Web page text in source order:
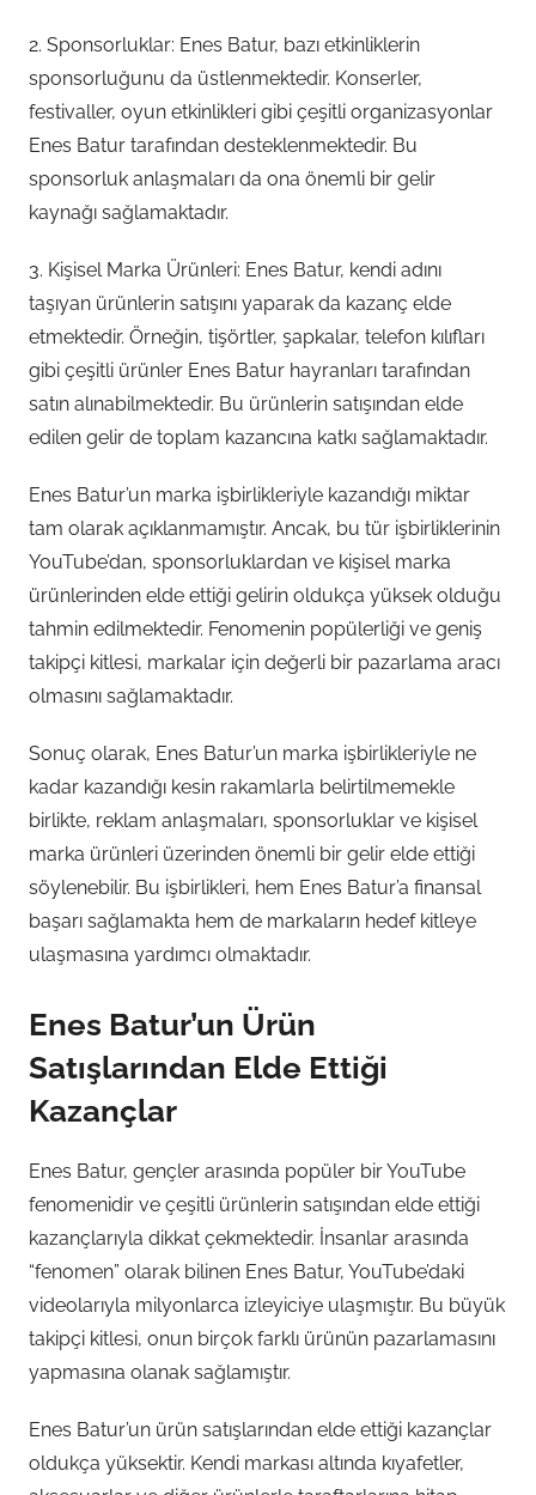
2. Sponsorluklar: Enes Batur, bazı etkinliklerin
sponsorluğunu da üstlenmektedir. Konserler,
festivaller, oyun etkinlikleri gibi çeşitli organizasyonlar
Enes Batur tarafından desteklenmektedir. Bu
sponsorluk anlaşmaları da ona önemli bir gelir
kaynağı sağlamaktadır.
3. Kişisel Marka Ürünleri: Enes Batur, kendi adını
taşıyan ürünlerin satışını yaparak da kazanç elde
etmektedir. Örneğin, tişörtler, şapkalar, telefon kılıfları
gibi çeşitli ürünler Enes Batur hayranları tarafından
satın alınabilmektedir. Bu ürünlerin satışından elde
edilen gelir de toplam kazancına katkı sağlamaktadır.
Enes Batur’un marka işbirlikleriyle kazandığı miktar
tam olarak açıklanmamıştır. Ancak, bu tür işbirliklerinin
YouTube’dan, sponsorluklardan ve kişisel marka
ürünlerinden elde ettiği gelirin oldukça yüksek olduğu
tahmin edilmektedir. Fenomenin popülerliği ve geniş
takipçi kitlesi, markalar için değerli bir pazarlama aracı
olmasını sağlamaktadır.
Sonuç olarak, Enes Batur’un marka işbirlikleriyle ne
kadar kazandığı kesin rakamlarla belirtilmemekle
birlikte, reklam anlaşmaları, sponsorluklar ve kişisel
marka ürünleri üzerinden önemli bir gelir elde ettiği
söylenebilir. Bu işbirlikleri, hem Enes Batur’a finansal
başarı sağlamakta hem de markaların hedef kitleye
ulaşmasına yardımcı olmaktadır.
Enes Batur’un Ürün
Satışlarından Elde Ettiği
Kazançlar
Enes Batur, gençler arasında popüler bir YouTube
fenomenidir ve çeşitli ürünlerin satışından elde ettiği
kazançlarıyla dikkat çekmektedir. İnsanlar arasında
“fenomen” olarak bilinen Enes Batur, YouTube’daki
videolarıyla milyonlarca izleyiciye ulaşmıştır. Bu büyük
takipçi kitlesi, onun birçok farklı ürünün pazarlamasını
yapmasına olanak sağlamıştır.
Enes Batur’un ürün satışlarından elde ettiği kazançlar
oldukça yüksektir. Kendi markası altında kıyafetler,